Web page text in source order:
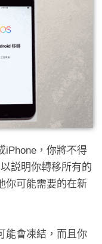
iPhone，你將不得
説明你轉移所有的
你可能需要的在新
能會凍結，而且你